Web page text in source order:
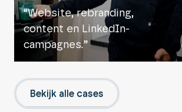
“Website, rebranding,
content en LinkedIn-
campagnes.”
Bekijk alle cases